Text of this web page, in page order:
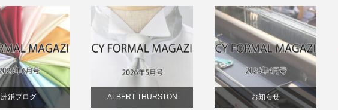
洲鎌ブログ ALBERT THURSTON お知らせ